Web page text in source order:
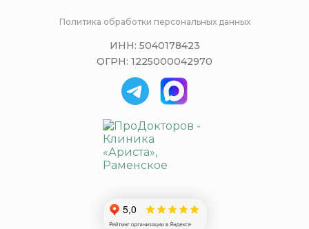
ИНН: 5040178423
ОГРН: 1225000042970
Политика обработки персональных данных